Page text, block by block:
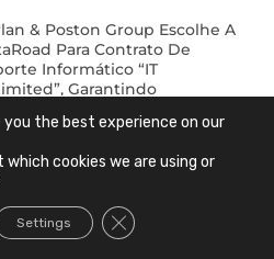
& Poston Group Escolhe A
Para Contrato De
Informático “IT
Garantindo
Completa Dos Seus
Portugal (Lisboa E Faro),
Unido (Manchester),
Grécia E Hong Kong
contratada pela Harlan
you the best experience on our
cookies we are using or
Settings Close GDPR Cookie